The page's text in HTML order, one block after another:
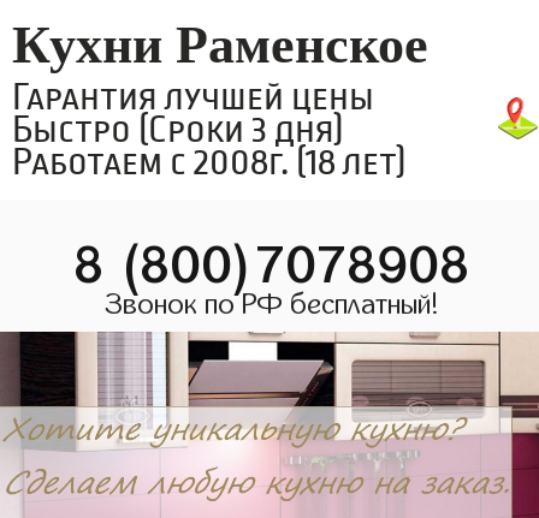
Кухни Раменское
Гарантия лучшей цены
Быстро (Сроки 3 дня)
Работаем с 2008г. (18 лет)
8 (800)7078908
Звонок по РФ бесплатный!